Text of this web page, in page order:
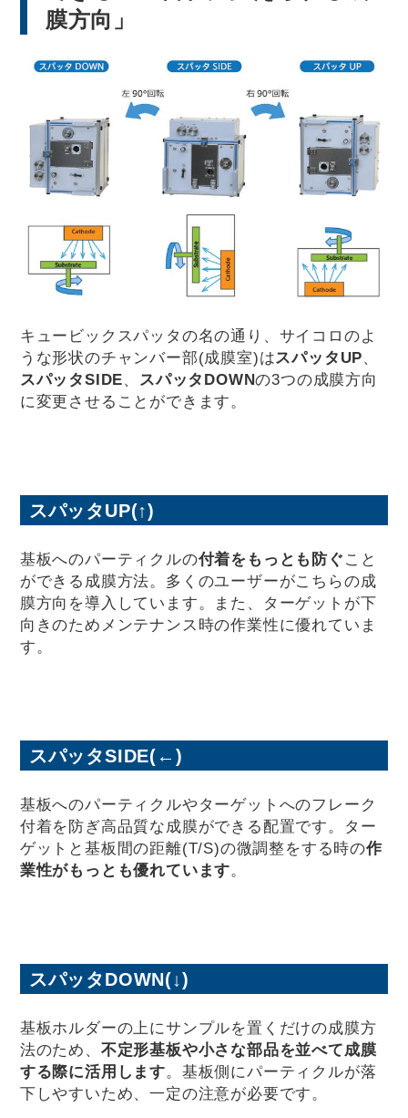
膜方向」
キュービックスパッタの名の通り、サイコロのよ
うな形状のチャンバー部(成膜室)はスパッタUP、
スパッタSIDE、 スパッタDOWNの3つの成膜方向
に変更させることができます。
スパッタUP(↑)
基板へのパーティクルの付着をもっとも防ぐ こと
ができる成膜方法。多くのユーザーがこちらの成
膜方向を導入しています。また、ターゲットが下
向きのためメンテナンス時の作業性に優れていま
す。
スパッタSIDE(←)
基板へのパーティクルやターゲットへのフレーク
付着を防ぎ高品質な成膜ができる配置です。ター
ゲットと基板間の距離(T/S)の微調整をする時の作
業性がもっとも優れています。
スパッタDOWN(↓)
基板ホルダーの上にサンプルを置くだけの成膜方
法のため、 不定形基板や小さな部品を並べて成膜
する際に活用します。基板側にパーティクルが落
下しやすいため、一定の注意が必要です。